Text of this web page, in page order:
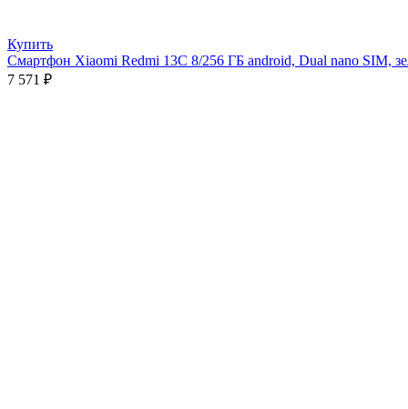
Купить
Смартфон Xiaomi Redmi 13C 8/256 ГБ android, Dual nano SIM,
7 571 ₽